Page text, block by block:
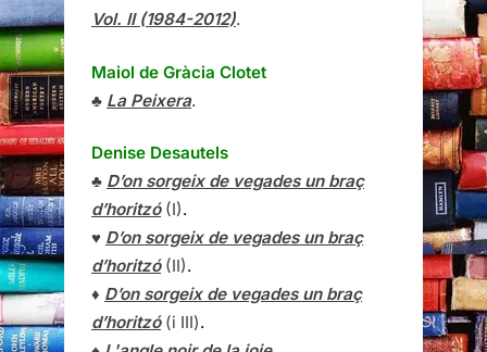
Vol. II (1984-2012).
Maiol de Gràcia Clotet
♣ La Peixera.
Denise Desautels
♣ D’on sorgeix de vegades un braç
d’horitzó(I).
♥ D’on sorgeix de vegades un braç
d’horitzó(II).
♦ D’on sorgeix de vegades un braç
d’horitzó(i III).